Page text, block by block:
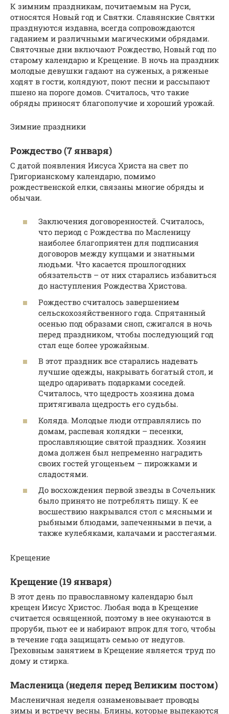
К зимним праздникам, почитаемым на Руси,
относятся Новый год и Святки. Славянские Святки
празднуются издавна, всегда сопровождаются
гаданием и различными магическими обрядами.
Святочные дни включают Рождество, Новый год по
старому календарю и Крещение. В ночь на праздник
молодые девушки гадают на суженых, а ряженые
ходят в гости, колядуют, поют песни и рассыпают
пшено на пороге домов. Считалось, что такие
обряды приносят благополучие и хороший урожай.
Зимние праздники
Рождество (7 января)
С датой появления Иисуса Христа на свет по
Григорианскому календарю, помимо
рождественской елки, связаны многие обряды и
обычаи.
Заключения договоренностей. Считалось,
что период с Рождества по Масленицу
наиболее благоприятен для подписания
договоров между купцами и знатными
людьми. Что касается прошлогодних
обязательств – от них старались избавиться
до наступления Рождества Христова.
Рождество считалось завершением
сельскохозяйственного года. Спрятанный
осенью под образами сноп, сжигался в ночь
перед праздником, чтобы последующий год
стал еще более урожайным.
В этот праздник все старались надевать
лучшие одежды, накрывать богатый стол, и
щедро одаривать подарками соседей.
Считалось, что щедрость хозяина дома
притягивала щедрость его судьбы.
Коляда. Молодые люди отправлялись по
домам, распевая колядки – песенки,
прославляющие святой праздник. Хозяин
дома должен был непременно наградить
своих гостей угощеньем – пирожками и
сладостями.
До восхождения первой звезды в Сочельник
было принято не потреблять пищу. К ее
восшествию накрывался стол с мясными и
рыбными блюдами, запеченными в печи, а
также кулебяками, калачами и расстегаями.
Крещение
Крещение (19 января)
В этот день по православному календарю был
крещен Иисус Христос. Любая вода в Крещение
считается освященной, поэтому в нее окунаются в
проруби, пьют ее и набирают впрок для того, чтобы
в течение года защищать семью от недугов.
Греховным занятием в Крещение является труд по
дому и стирка.
Масленица (неделя перед Великим постом)
Масленичная неделя ознаменовывает проводы
зимы и встречу весны. Блины, которые выпекаются